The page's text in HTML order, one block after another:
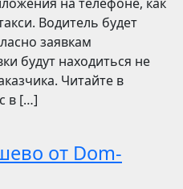
Водитель будет
заявкам
будут находиться не
Читайте в
в […]
от Dom-